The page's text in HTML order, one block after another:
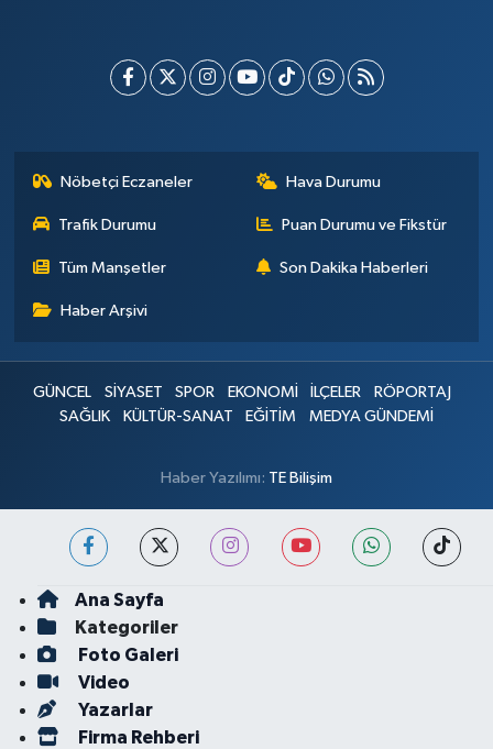
Nöbetçi Eczaneler Hava Durumu
Trafik Durumu Puan Durumu ve Fikstür
Tüm Manşetler Son Dakika Haberleri
Haber Arşivi
GÜNCEL SİYASET SPOR EKONOMİ İLÇELER
RÖPORTAJ
SAĞLIK
KÜLTÜR-SANAT EĞİTİM MEDYA GÜNDEMİ
Haber Yazılımı: TE Bilişim
Ana Sayfa
Kategoriler
Foto Galeri
Video
Yazarlar
Firma Rehberi